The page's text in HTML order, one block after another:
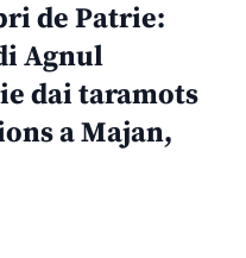
de Patrie:
Agnul
dai taramots
a Majan,